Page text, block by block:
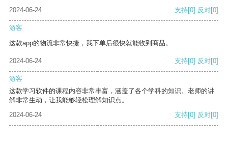
2024-06-24
支持[0] 反对[0]
游客
这款app的物流非常快捷，我下单后很快就能收到商品。
2024-06-24 支持[0] 反对[0]
游客
这款学习软件的课程内容非常丰富，涵盖了各个学科的知识。老师的讲
解非常生动，让我能够轻松理解知识点。
2024-06-24
支持[0] 反对[0]